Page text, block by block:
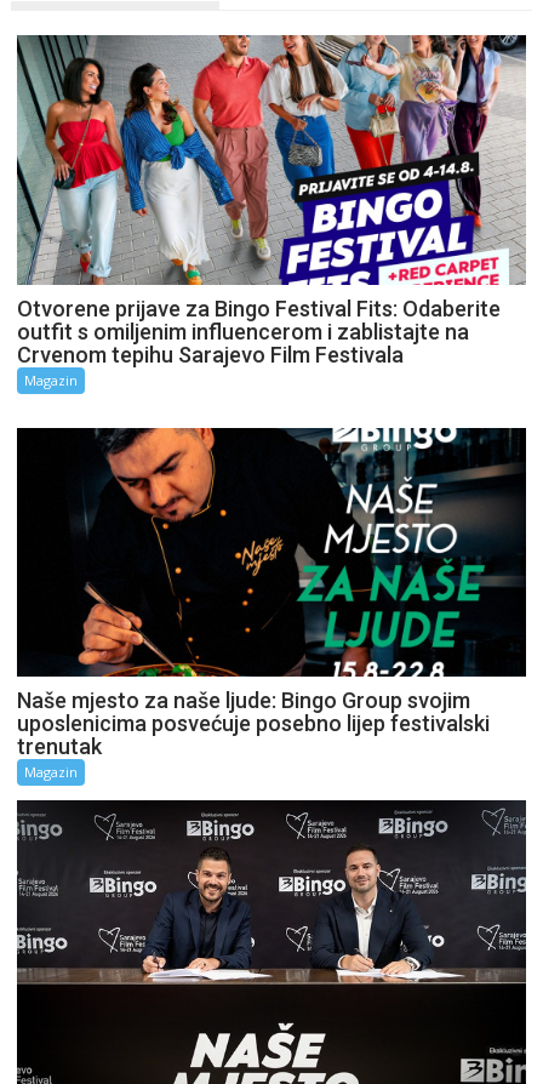
Otvorene prijave za Bingo Festival Fits: Odaberite
outfit s omiljenim influencerom i zablistajte na
Crvenom tepihu Sarajevo Film Festivala
Magazin
Naše mjesto za naše ljude: Bingo Group svojim
uposlenicima posvećuje posebno lijep festivalski
trenutak
Magazin